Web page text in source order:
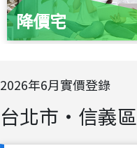
降價宅
2026年6月實價登錄
台北市 ・ 信義區